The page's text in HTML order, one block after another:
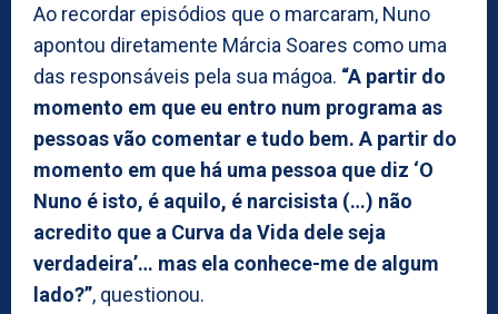
Ao recordar episódios que o marcaram, Nuno
apontou diretamente Márcia Soares como uma
das responsáveis pela sua mágoa. “A partir do
momento em que eu entro num programa as
pessoas vão comentar e tudo bem. A partir do
momento em que há uma pessoa que diz ‘O
Nuno é isto, é aquilo, é narcisista (…) não
acredito que a Curva da Vida dele seja
verdadeira’… mas ela conhece-me de algum
lado?”, questionou.